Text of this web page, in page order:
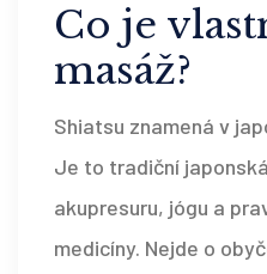
Co je
masáž?
Shiatsu znamená v
Je to tradiční
akupresuru, jógu a
medicíny. Nejde o